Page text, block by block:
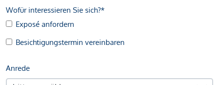
Wofür interessieren Sie sich?*
Exposé anfordern
Besichtigungstermin vereinbaren
Anrede